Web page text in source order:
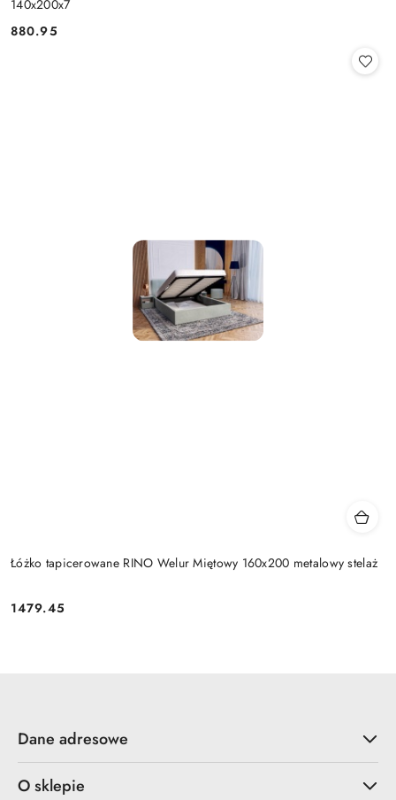
140x200x7
Cena:
880.95
Łóżko tapicerowane RINO Welur Miętowy 160x200 metalowy stelaż
Cena:
1479.45
Dane adresowe
O sklepie